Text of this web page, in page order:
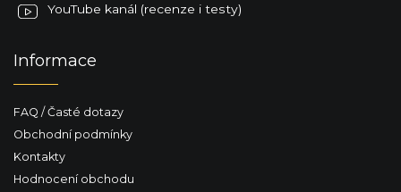
YouTube kanál (recenze i testy)
Informace
FAQ / Časté dotazy
Obchodní podmínky
Kontakty
Hodnocení obchodu